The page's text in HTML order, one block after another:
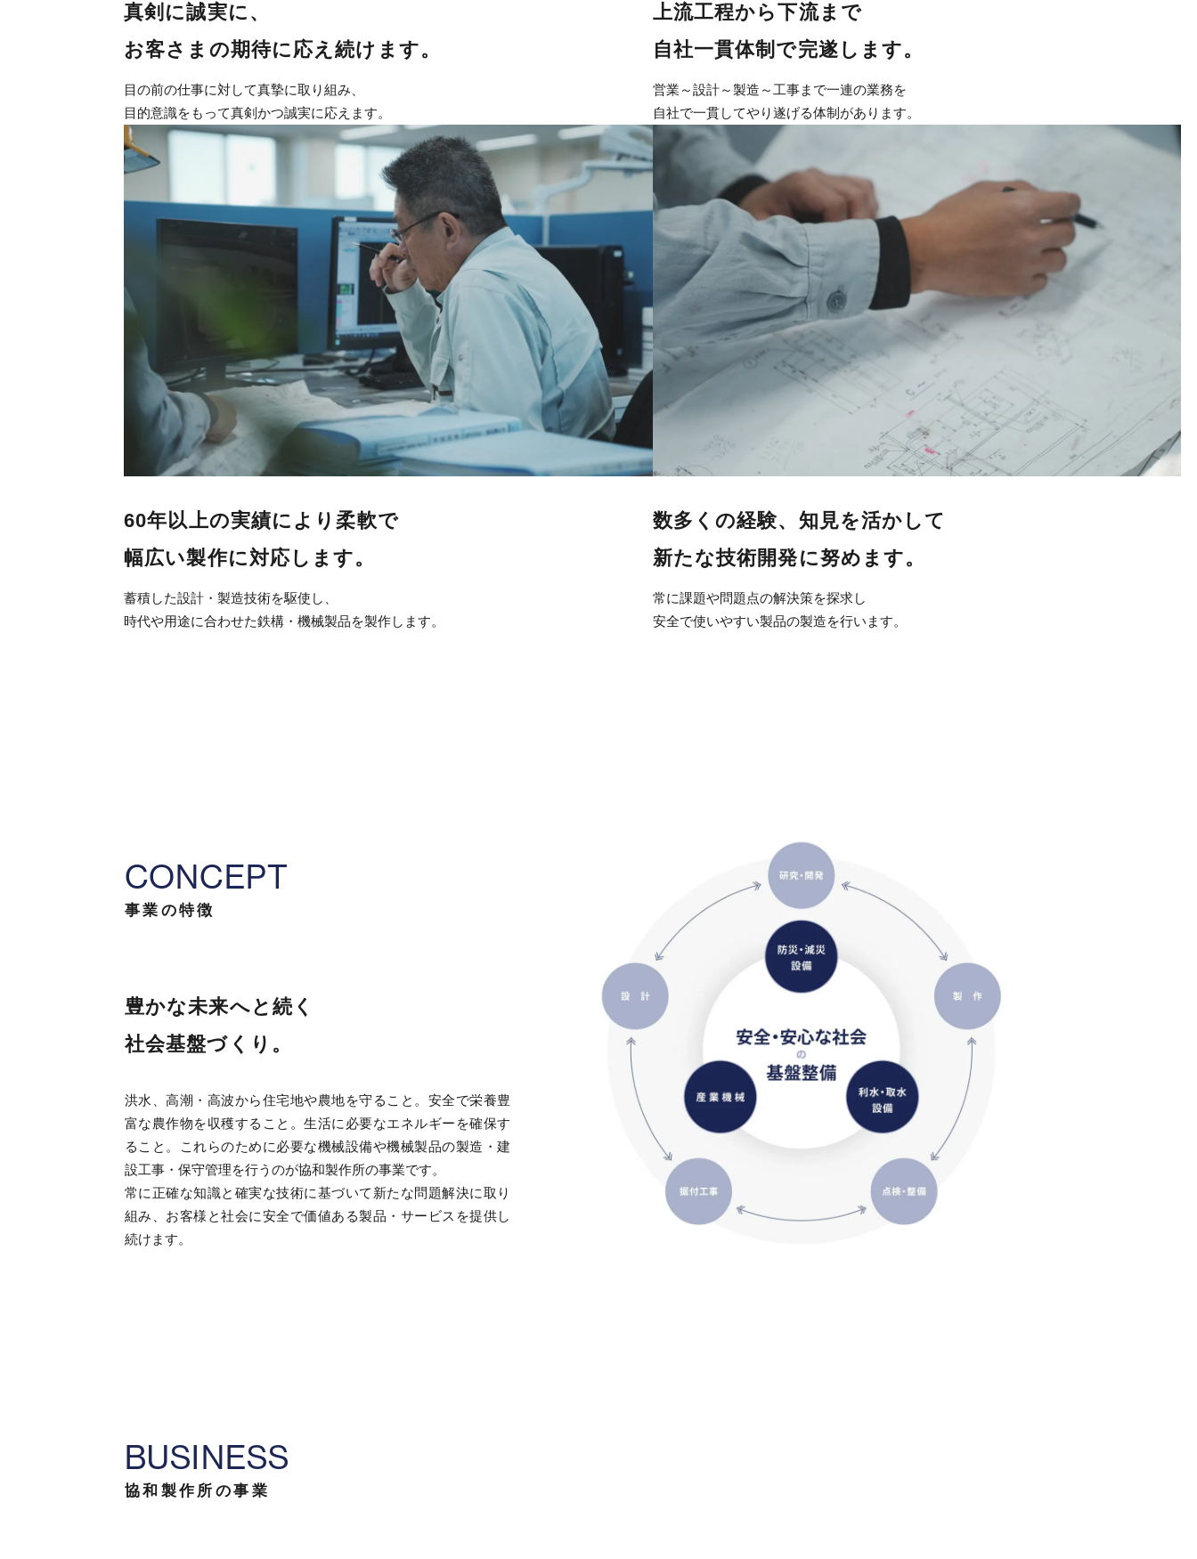
真剣に誠実に、
お客さまの期待に応え続けます。
目の前の仕事に対して真摯に取り組み、
目的意識をもって真剣かつ誠実に応えます。
上流工程から下流まで
自社一貫体制で完遂します。
営業～設計～製造～工事まで一連の業務を
自社で一貫してやり遂げる体制があります。
60年以上の実績により柔軟で
幅広い製作に対応します。
蓄積した設計・製造技術を駆使し、
時代や用途に合わせた鉄構・機械製品を製作します。
数多くの経験、知見を活かして
新たな技術開発に努めます。
常に課題や問題点の解決策を探求し
安全で使いやすい製品の製造を行います。
CONCEPT
事業の特徴
豊かな未来へと続く
社会基盤づくり。
洪水、高潮・高波から住宅地や農地を守ること。安全で栄養豊
富な農作物を収穫すること。生活に必要なエネルギーを確保す
ること。これらのために必要な機械設備や機械製品の製造・建
設工事・保守管理を行うのが協和製作所の事業です。
常に正確な知識と確実な技術に基づいて新たな問題解決に取り
組み、お客様と社会に安全で価値ある製品・サービスを提供し
続けます。
BUSINESS
協和製作所の事業